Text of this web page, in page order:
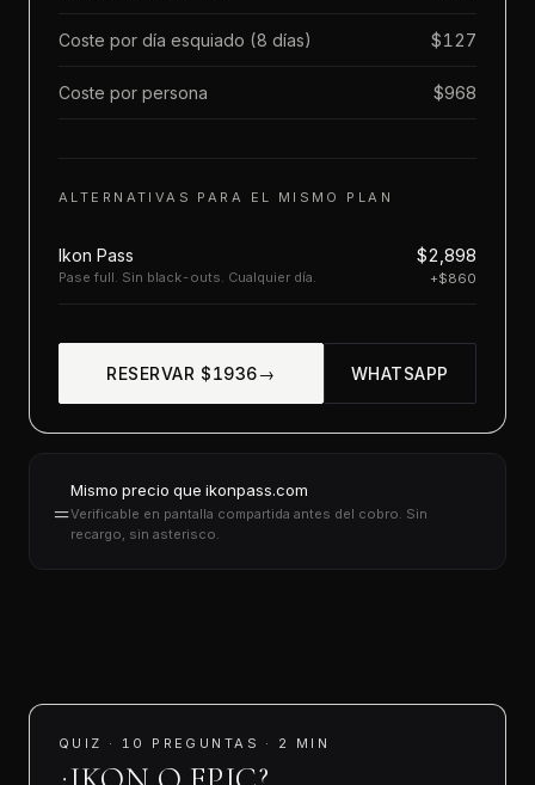
Coste por día esquiado (8 días) $127
Coste por persona $968
ALTERNATIVAS PARA EL MISMO PLAN
Ikon Pass
Pase full. Sin black-outs. Cualquier día.
$2,898
+$860
RESERVAR $1936 WHATSAPP
=
Mismo precio que ikonpass.com
Verificable en pantalla compartida antes del cobro. Sin
recargo, sin asterisco.
QUIZ · 10 PREGUNTAS · 2 MIN